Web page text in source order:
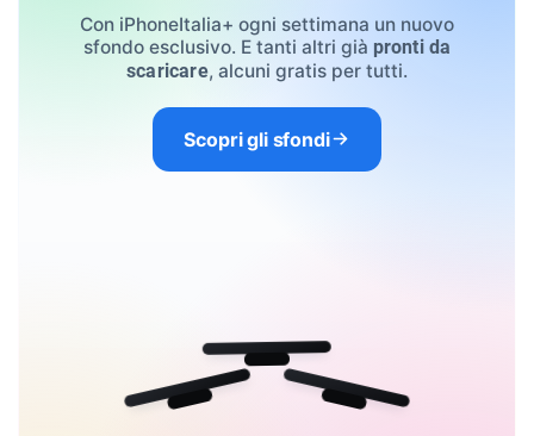
Con iPhoneItalia+ ogni settimana un nuovo
sfondo esclusivo. E tanti altri già pronti da
scaricare, alcuni gratis per tutti.
Scopri gli sfondi